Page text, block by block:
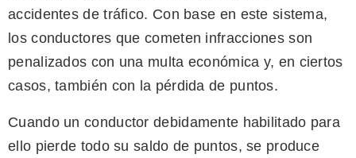
accidentes de tráfico. Con base en este sistema,
los conductores que cometen infracciones son
penalizados con una multa económica y, en ciertos
casos, también con la pérdida de puntos.
Cuando un conductor debidamente habilitado para
ello pierde todo su saldo de puntos, se produce